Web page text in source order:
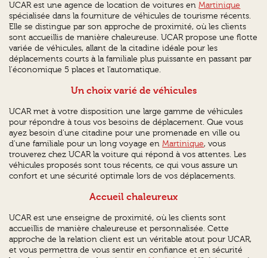
UCAR est une agence de location de voitures enMartinique
spécialisée dans la fourniture de véhicules de tourisme récents.
Elle se distingue par son approche de proximité, où les clients
sont accueillis de manière chaleureuse. UCAR propose une flotte
variée de véhicules, allant de la citadine idéale pour les
déplacements courts à la familiale plus puissante en passant par
l'économique 5 places et l'automatique.
Un choix varié de véhicules
UCAR met à votre disposition une large gamme de véhicules
pour répondre à tous vos besoins de déplacement. Que vous
ayez besoin d'une citadine pour une promenade en ville ou
d'une familiale pour un long voyage enMartinique, vous
trouverez chez UCAR la voiture qui répond à vos attentes. Les
véhicules proposés sont tous récents, ce qui vous assure un
confort et une sécurité optimale lors de vos déplacements.
Accueil chaleureux
UCAR est une enseigne de proximité, où les clients sont
accueillis de manière chaleureuse et personnalisée. Cette
approche de la relation client est un véritable atout pour UCAR,
et vous permettra de vous sentir en confiance et en sécurité